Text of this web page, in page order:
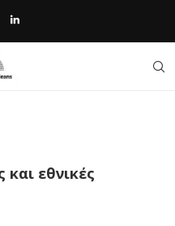
και εθνικές